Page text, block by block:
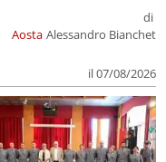
Aosta
di
Alessandro Bianchet
il 07/08/2026